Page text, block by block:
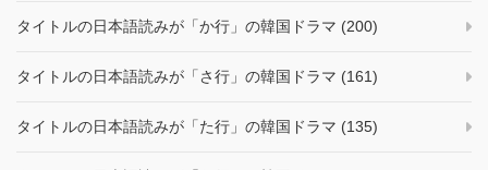
タイトルの日本語読みが「か行」の韓国ドラマ (200)
タイトルの日本語読みが「さ行」の韓国ドラマ (161)
タイトルの日本語読みが「た行」の韓国ドラマ (135)